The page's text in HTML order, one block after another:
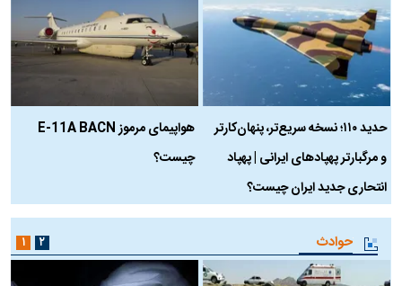
حدید ۱۱۰؛ نسخه سریع‌تر، پنهان‌کارتر
و مرگبارتر پهپادهای ایرانی | پهپاد
انتحاری جدید ایران چیست؟
هواپیمای مرموز E-11A BACN
چیست؟
حوادث ۱ ۲